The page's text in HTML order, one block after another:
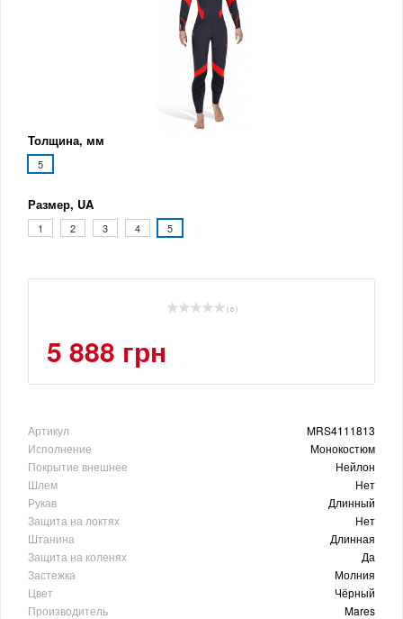
Толщина, мм
5
Размер, UA
1 2 3 4 5
( 0 )
5 888 грн
Артикул
MRS4111813
Исполнение
Монокостюм
Покрытие внешнее
Нейлон
Шлем
Нет
Рукав
Длинный
Защита на локтях
Нет
Штанина
Длинная
Защита на коленях
Да
Застежка
Молния
Цвет
Чёрный
Производитель
Mares